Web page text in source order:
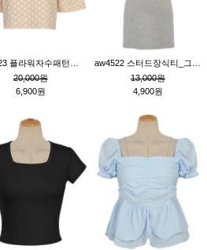
20,000원
6,900원
13,000원
4,900원